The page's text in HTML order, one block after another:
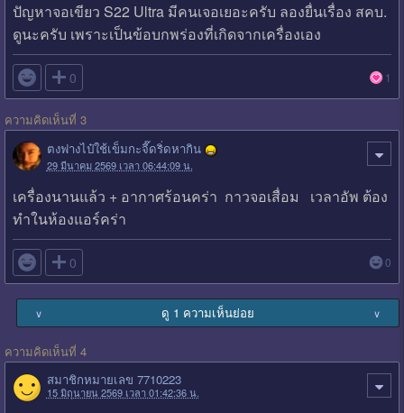
ปัญหาจอเขียว S22 Ultra มีคนเจอเยอะครับ ลองยื่นเรื่อง สคบ.
ดูนะครับ เพราะเป็นข้อบกพร่องที่เกิดจากเครื่องเอง
 0 1
ความคิดเห็นที่ 3
ตงฟางไป๋ใช้เข็มกะจี๊ดริ่ดหากิน
29 มีนาคม 2569 เวลา 06:44:09 น.
เครื่องนานแล้ว + อากาศร้อนคร่า กาวจอเสื่อม เวลาอัพ ต้อง
ทำในห้องแอร์คร่า
 0 0
∨ ดู 1 ความเห็นย่อย ∨
ความคิดเห็นที่ 4
สมาชิกหมายเลข 7710223
15 มิถุนายน 2569 เวลา 01:42:36 น.